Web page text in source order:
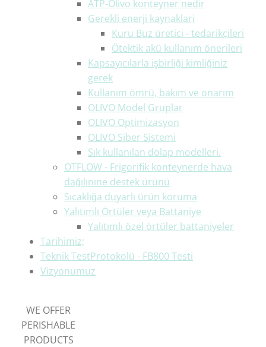
ATP-Olivo konteyner nedir
Gerekli enerji kaynaklari
Kuru Buz üretici - tedarikçileri
Ötektik akü kullanım önerileri
Kapsayıcılarla işbirliği kimliğiniz
gerek
Kullanım ömrü, bakım ve onarım
OLIVO Model Gruplar
OLIVO Optimizasyon
OLIVO Siber Sistemi
Sık kullanılan dolap modelleri.
OTFLOW - Frigorifik konteynerde hava
dağılınıne destek ürünü
Sıcaklığa duyarlı ürün koruma
Yalıtımlı Örtüler veya Battaniye
Yalıtımlı özel örtüler battaniyeler
Tarihimiz;
Teknik TestProtokolü - FB800 Testi
Vizyonumuz
WE OFFER
PERISHABLE
PRODUCTS